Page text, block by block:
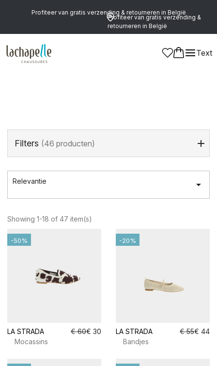
Profiteer van gratis verzending & retourneren in België
Profiteer van gratis verzending &
retourneren in België
Text
Home>Merken
Filters (46 producten)
Relevantie 
Showing 1-18 of 47 item(s)
LA STRADA € 60€ 30
Mocassins
-50%
LA STRADA € 55€ 44
Bandjes
-20%